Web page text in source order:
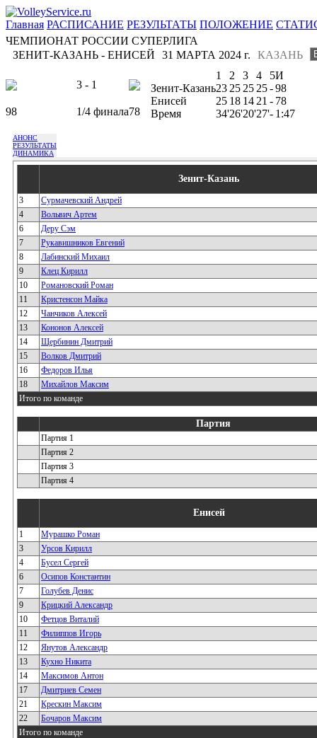
Главная РАСПИСАНИЕ РЕЗУЛЬТАТЫ ПОЛОЖЕНИЕ
ЧЕМПИОНАТ РОССИИ СУПЕРЛИГА
ЗЕНИТ-КАЗАНЬ - ЕНИСЕЙ
КАЗАНЬ
31 МАРТА 2024 г.
3 - 1
98 1/4 финала78
1 2 3 4 5И
Зенит-Казань23 25 25 25-98
Енисей
25 18 14 21 - 78
Время
34'26'20'27'- 1:47
АНОНС
РЕЗУЛЬТАТЫ
ДИНАМИКА
Зенит-Казань
3
Сурмачевский Андрей
4
Вольвич Артем
6
Деру Сэм
7
Рукавишников Евгений
8
Лабинский Михаил
9
Клец Кирилл
10
Романовский Роман
11
Кристенсон Майка
12
Чанчиков Алексей
13
Кононов Алексей
14
Щербинин Дмитрий
15
Волков Дмитрий
16
Федоров Илья
18
Михайлов Максим
Итого по команде
Партия
Партия 1
Партия 2
Партия 3
Партия 4
Енисей
1
Мурашко Роман
3
Урсов Кирилл
4
Бусел Сергей
6
Осипов Константин
7
Голубев Денис
9
Крицкий Александр
10
Фетцов Виталий
11
Филиппов Игорь
12
Янутов Александр
13
Кухно Никита
14
Максимов Антон
17
Дмитриев Семен
21
Крескин Максим
22
Бочаров Максим
Итого по команде